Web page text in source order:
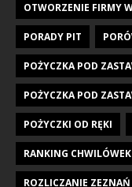
OTWORZENIE FIRMY
PORADY PIT
POŻYCZKA POD
POŻYCZKA POD
POŻYCZKI OD RĘKI
RANKING
ROZLICZANIE